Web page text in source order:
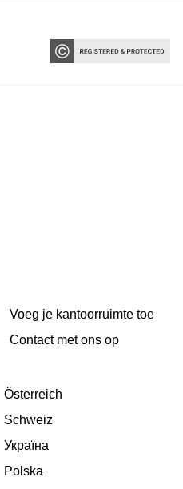
Voeg je kantoorruimte toe
Сontact met ons op
Österreich
Schweiz
Україна
Polska